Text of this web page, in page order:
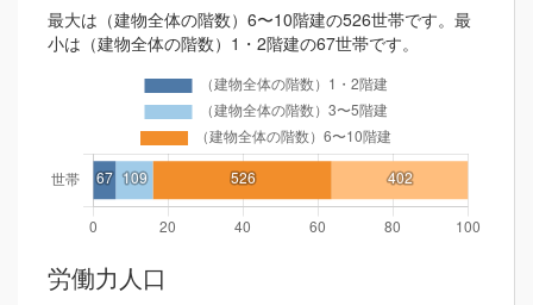
最大は（建物全体の階数）6〜10階建の526世帯です。最
小は（建物全体の階数）1・2階建の67世帯です。
労働力人口